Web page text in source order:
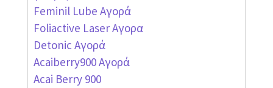
Feminil Lube Αγορά
Foliactive Laser Αγορα
Detonic Αγορά
Acaiberry900 Αγορά
Acai Berry 900